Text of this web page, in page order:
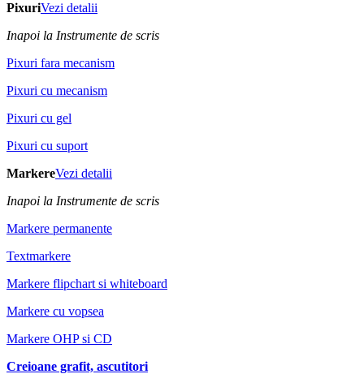
PixuriVezi detalii
Inapoi la Instrumente de scris
Pixuri fara mecanism
Pixuri cu mecanism
Pixuri cu gel
Pixuri cu suport
MarkereVezi detalii
Inapoi la Instrumente de scris
Markere permanente
Textmarkere
Markere flipchart si whiteboard
Markere cu vopsea
Markere OHP si CD
Creioane grafit, ascutitori